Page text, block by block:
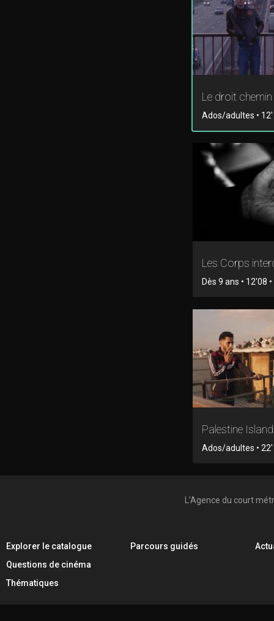
Le droit chemin
Ados/adultes • 12'
Les Corps
Dès 9 ans • 12'08
Palestine
Ados/adultes • 22'
L'Agence du court
Explorer le catalogue
Questions de cinéma
Thématiques
Parcours guidés